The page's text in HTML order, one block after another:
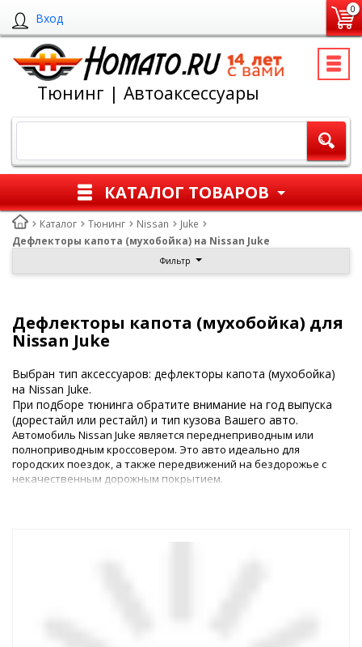
Вход
0
Тюнинг | Автоаксессуары
КАТАЛОГ ТОВАРОВ
Каталог Тюнинг Nissan
Juke
Дефлекторы капота (мухобойка) на Nissan Juke
Фильтр
Дефлекторы капота (мухобойка) для
Nissan Juke
Выбран тип аксессуаров: дефлекторы капота (мухобойка)
на Nissan Juke.
При подборе тюнинга обратите внимание на год выпуска
(дорестайл или рестайл) и тип кузова Вашего авто.
Автомобиль Nissan Juke является переднеприводным или
полноприводным кроссовером. Это авто идеально для
городских поездок, а также передвижений на бездорожье с
некачественным дорожным покрытием.
соответствовать запросам автовладельца. Обновление